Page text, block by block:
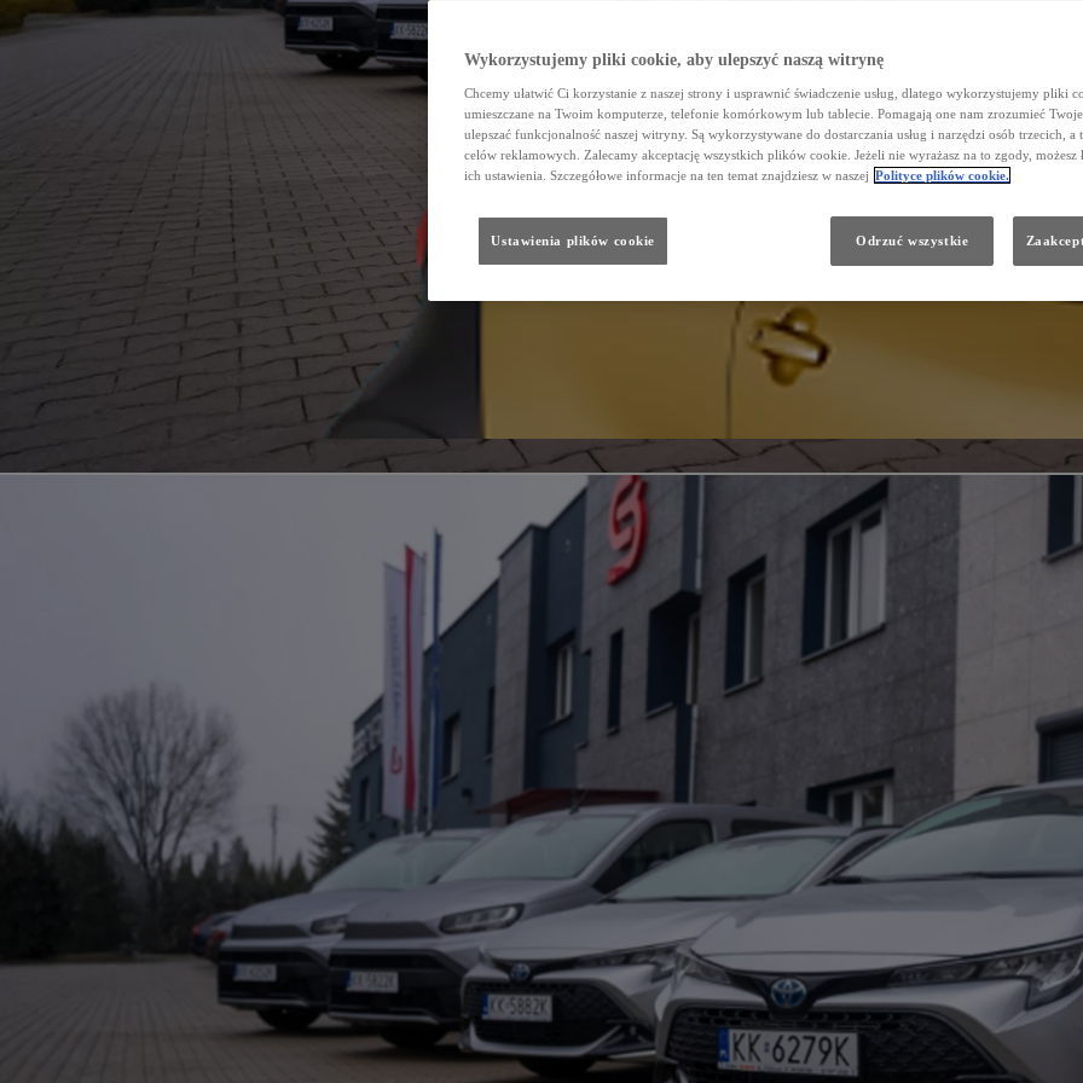
FLOTA/DOSTAWCZE
Galeria
Wykorzystujemy pliki cookie, aby ulepszyć naszą witrynę
Chcemy ułatwić Ci korzystanie z naszej strony i usprawnić świadczenie usług, dlatego wykorzystujemy pliki
umieszczane na Twoim komputerze, telefonie komórkowym lub tablecie. Pomagają one nam zrozumieć
ulepszać funkcjonalność naszej witryny. Są wykorzystywane do dostarczania usług i narzędzi osób trzecich, a
celów reklamowych. Zalecamy akceptację wszystkich plików cookie. Jeżeli nie wyrażasz na to zgody, możesz
ich ustawienia. Szczegółowe informacje na ten temat znajdziesz w naszej Polityce plików cookie.
Ustawienia plików cookie Odrzuć wszystkie